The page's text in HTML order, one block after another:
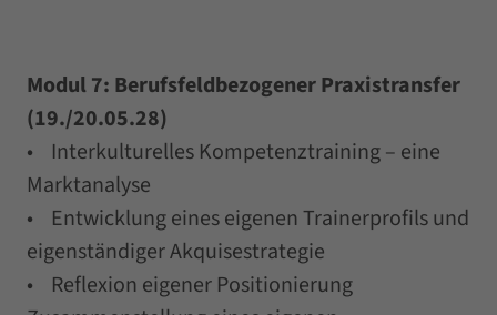
Modul 7: Berufsfeldbezogener Praxistransfer
(19./20.05.28)
• Interkulturelles Kompetenztraining – eine
Marktanalyse
• Entwicklung eines eigenen Trainerprofils und
eigenständiger Akquisestrategie
• Reflexion eigener Positionierung